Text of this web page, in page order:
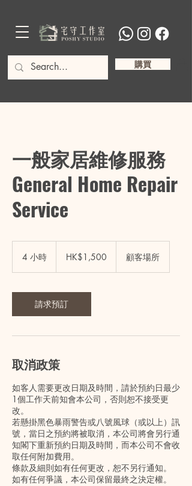
購買
一般家居維修服務
General Home Repair
Service
4 小時 HK$1,500 顧客場所
請求預訂
取消政策
如客人需要更改日期及時間，請於預約日最少
1個工作天前知會本公司，否則恕不接受更
改。
若懸掛黑色暴雨警告或八號風球（或以上）訊
號，當日之預約將被取消，本公司將會另行通
知閣下重新預約日期及時間，而本公司不會收
取任何附加費用。
條款及細則如有任何更改，恕不另行通知。
如有任何爭議，本公司保留最終之決定權。